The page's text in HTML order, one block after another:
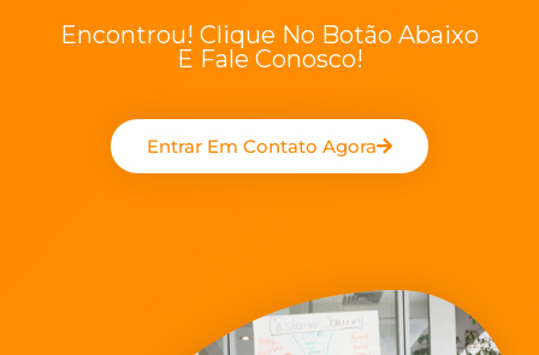
Encontrou! Clique No Botão Abaixo
E Fale Conosco!
Entrar Em Contato Agora